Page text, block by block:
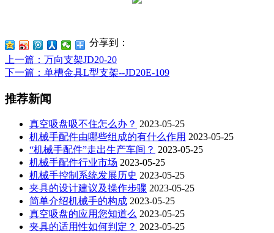
分享到：
上一篇 ：万向支架JD20-20
下一篇 ：单槽金具L型支架--JD20E-109
推荐新闻
真空吸盘吸不住怎么办？ 2023-05-25
机械手配件由哪些组成的有什么作用 2023-05-25
“机械手配件”走出生产车间？ 2023-05-25
机械手配件行业市场 2023-05-25
机械手控制系统发展历史 2023-05-25
夹具的设计建议及操作步骤 2023-05-25
简单介绍机械手的构成 2023-05-25
真空吸盘的应用您知道么 2023-05-25
夹具的适用性如何判定？ 2023-05-25